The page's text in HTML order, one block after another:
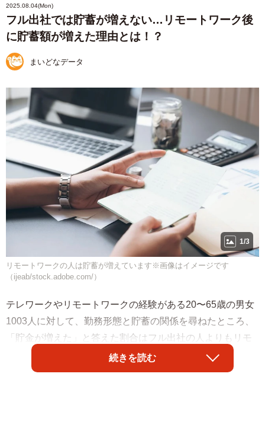
2025.08.04(Mon)
フル出社では貯蓄が増えない…リモートワーク後
に貯蓄額が増えた理由とは！？
まいどなデータ
1/3
リモートワークの人は貯蓄が増えています※画像はイメージです
（ijeab/stock.adobe.com/）
テレワークやリモートワークの経験がある20〜65歳の男女
1003人に対して、勤務形態と貯蓄の関係を尋ねたところ、
「貯金が増えた」と答えた割合はフル出社の人よりもリモ
ート勤務の人の方が高いことがわかりました。
続きを読む